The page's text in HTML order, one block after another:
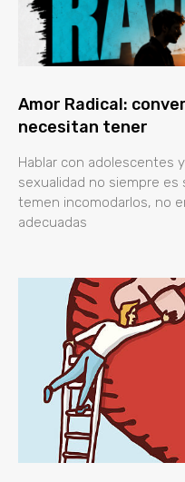
Amor Radical:
necesitan tener
Hablar con adolescentes
sexualidad no siempre es
temen incomodarlos, no
adecuadas